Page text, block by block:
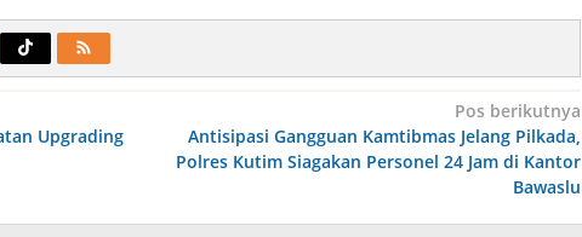
Upgrading
Pos berikutnya
Antisipasi Gangguan Kamtibmas Jelang Pilkada,
Polres Kutim Siagakan Personel 24 Jam di Kantor
Bawaslu